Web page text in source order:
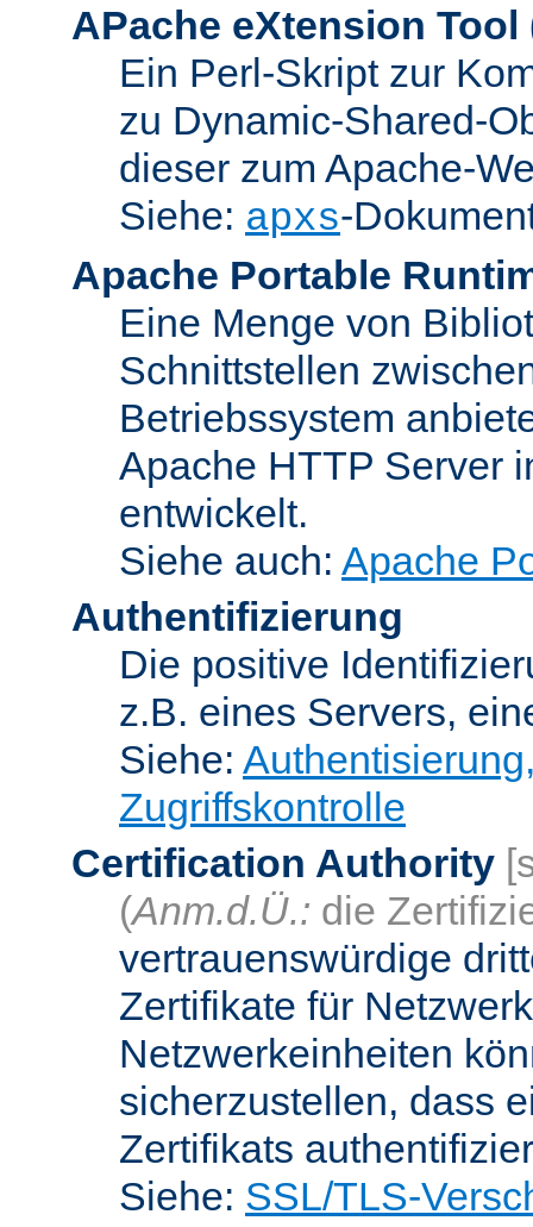
APache eXtension Tool
Ein Perl-Skript zur
zu Dynamic-Shared-
dieser zum Apache-
Siehe: apxs-
Apache Portable
Eine Menge von
Schnittstellen
Betriebssystem
Apache HTTP Server
entwickelt.
Siehe auch: Apache
Authentifizierung
Die positive
z.B. eines Servers,
Siehe:
Zugriffskontrolle
Certification Authority
(Anm.d.Ü.: die
vertrauenswürdige
Zertifikate für
Netzwerkeinheiten
sicherzustellen, dass
Zertifikats
Siehe: SSL/TLS-